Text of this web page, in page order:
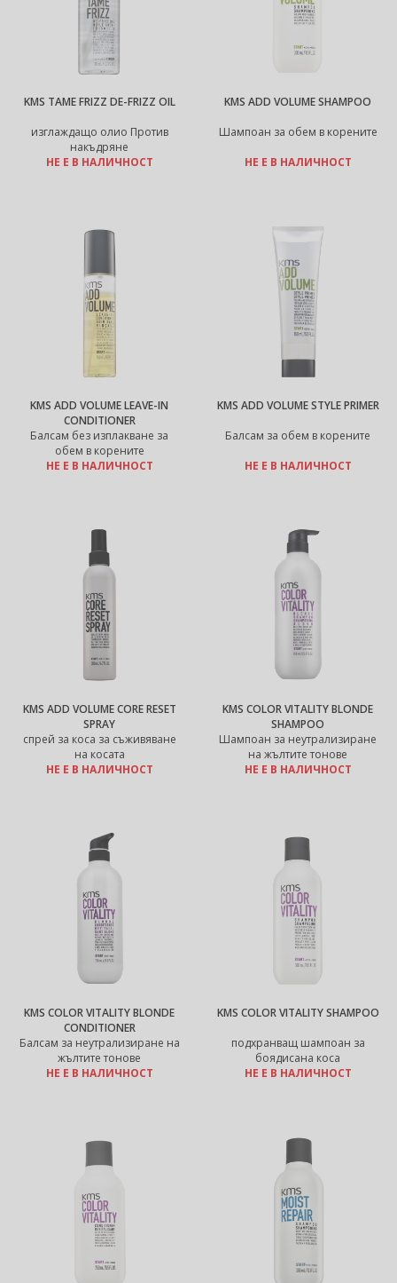
KMS TAME FRIZZ DE-FRIZZ OIL
изглаждащо олио Против
накъдряне
НЕ Е В НАЛИЧНОСТ
KMS ADD VOLUME SHAMPOO
Шампоан за обем в корените
НЕ Е В НАЛИЧНОСТ
KMS ADD VOLUME LEAVE-IN
CONDITIONER
Балсам без изплакване за
обем в корените
НЕ Е В НАЛИЧНОСТ
KMS ADD VOLUME STYLE PRIMER
Балсам за обем в корените
НЕ Е В НАЛИЧНОСТ
KMS ADD VOLUME CORE RESET
SPRAY
спрей за коса за съживяване
на косата
НЕ Е В НАЛИЧНОСТ
KMS COLOR VITALITY BLONDE
SHAMPOO
Шампоан за неутрализиране
на жълтите тонове
НЕ Е В НАЛИЧНОСТ
KMS COLOR VITALITY BLONDE
CONDITIONER
Балсам за неутрализиране на
жълтите тонове
НЕ Е В НАЛИЧНОСТ
KMS COLOR VITALITY SHAMPOO
подхранващ шампоан за
боядисана коса
НЕ Е В НАЛИЧНОСТ